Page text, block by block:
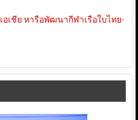
อเชีย หารือพัฒนากีฬาเรือใบไทย-